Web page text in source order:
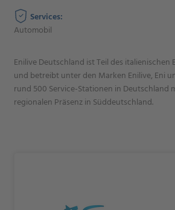
Services:
Automobil
Enilive Deutschland ist Teil des italienischen
und betreibt unter den Marken Enilive, Eni
rund 500 Service-Stationen in Deutschland
regionalen Präsenz in Süddeutschland.